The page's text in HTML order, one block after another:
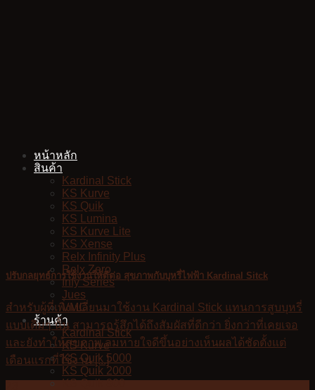
หน้าหลัก
สินค้า
Kardinal Stick
KS Kurve
KS Quik
KS Lumina
KS Kurve Lite
KS Xense
Relx Infinity Plus
Relx Zero
Infy Series
Jues
VMC
ร้านค้า
Kardinal Stick
KS Kurve
KS Quik 5000
KS Quik 2000
KS Quik 800
ปรับกลยุทธ์การใช้งานให้ดีต่อ สุขภาพกับบุหรี่ไฟฟ้า Kardinal Sitck
สำหรับผู้ที่เพิ่งเปลี่ยนมาใช้งาน Kardinal Stick แทนการสูบบุหรี่
แบบเดิมๆ นั้น สามารถรู้สึกได้ถึงสัมผัสที่ดีกว่า ยิ่งกว่าที่เคยเจอ
และยังทำให้สุขภาพ ลมหายใจดีขึ้นอย่างเห็นผลได้ชัดตั้งแต่
เดือนแรกที่ใช้งาน [...]